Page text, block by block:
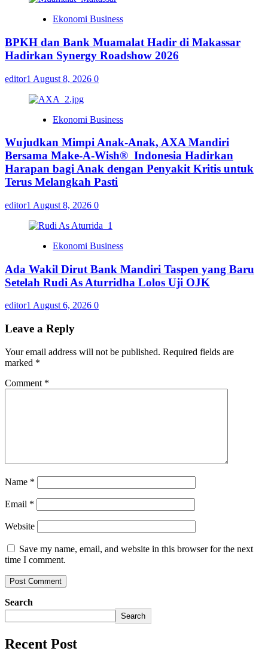
Ekonomi Business
BPKH dan Bank Muamalat Hadir di Makassar
Hadirkan Synergy Roadshow 2026
editor1 August 8, 2026 0
Ekonomi Business
Wujudkan Mimpi Anak-Anak, AXA Mandiri
Bersama Make-A-Wish® Indonesia Hadirkan
Harapan bagi Anak dengan Penyakit Kritis untuk
Terus Melangkah Pasti
editor1 August 8, 2026 0
Ekonomi Business
Ada Wakil Dirut Bank Mandiri Taspen yang Baru
Setelah Rudi As Aturridha Lolos Uji OJK
editor1 August 6, 2026 0
Leave a Reply
Your email address will not be published. Required fields are
marked *
Comment *
Name *
Email *
Website
Save my name, email, and website in this browser for the next
time I comment.
Search
Search
Recent Post